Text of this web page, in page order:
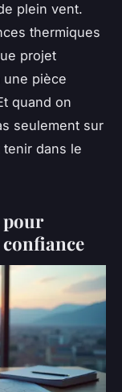
plein vent.
thermiques
projet
une pièce
quand on
seulement sur
dans le
pour